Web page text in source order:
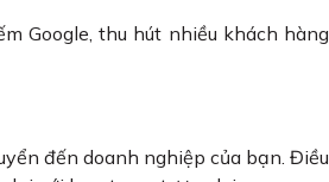
Google, thu hút nhiều khách hàng
đến doanh nghiệp của bạn. Điều